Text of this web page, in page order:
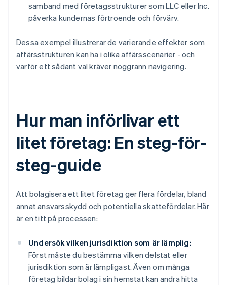
samband med företagsstrukturer som LLC eller Inc.
påverka kundernas förtroende och förvärv.
Dessa exempel illustrerar de varierande effekter som
affärsstrukturen kan ha i olika affärsscenarier - och
varför ett sådant val kräver noggrann navigering.
Hur man införlivar ett
litet företag: En steg-för-
steg-guide
Att bolagisera ett litet företag ger flera fördelar, bland
annat ansvarsskydd och potentiella skattefördelar. Här
är en titt på processen:
Undersök vilken jurisdiktion som är lämplig:
Först måste du bestämma vilken delstat eller
jurisdiktion som är lämpligast. Även om många
företag bildar bolag i sin hemstat kan andra hitta